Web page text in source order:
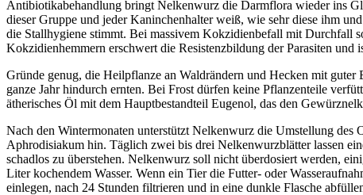
Antibiotikabehandlung bringt Nelkenwurz die Darmflora wieder ins
dieser Gruppe und jeder Kaninchenhalter weiß, wie sehr diese ihm
die Stallhygiene stimmt. Bei massivem Kokzidienbefall mit Durchfall
Kokzidienhemmern erschwert die Resistenzbildung der Parasiten und
Gründe genug, die Heilpflanze an Waldrändern und Hecken mit guter
ganze Jahr hindurch ernten. Bei Frost dürfen keine Pflanzenteile
ätherisches Öl mit dem Hauptbestandteil Eugenol, das den
Nach den Wintermonaten unterstützt Nelkenwurz die Umstellung
Aphrodisiakum hin. Täglich zwei bis drei Nelkenwurzblätter lassen
schadlos zu überstehen. Nelkenwurz soll nicht überdosiert werden,
Liter kochendem Wasser. Wenn ein Tier die Futter- oder
einlegen, nach 24 Stunden filtrieren und in eine dunkle Flasche